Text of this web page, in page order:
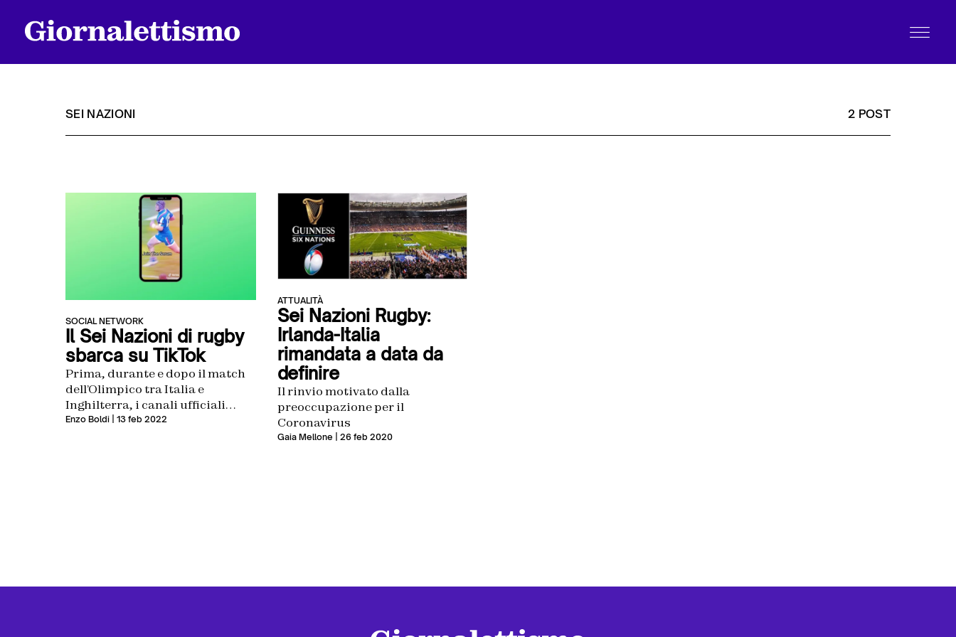
SEI NAZIONI 2 POST
SOCIAL NETWORK
Il Sei Nazioni di rugby
sbarca su TikTok
Prima, durante e dopo il match
dell’Olimpico tra Italia e
Inghilterra, i canali ufficiali
della federazione e di molti altri
Enzo Boldi | 13 feb 2022
ATTUALITÀ
Sei Nazioni Rugby:
Irlanda-Italia
rimandata a data da
definire
Il rinvio motivato dalla
preoccupazione per il
Coronavirus
Gaia Mellone | 26 feb 2020